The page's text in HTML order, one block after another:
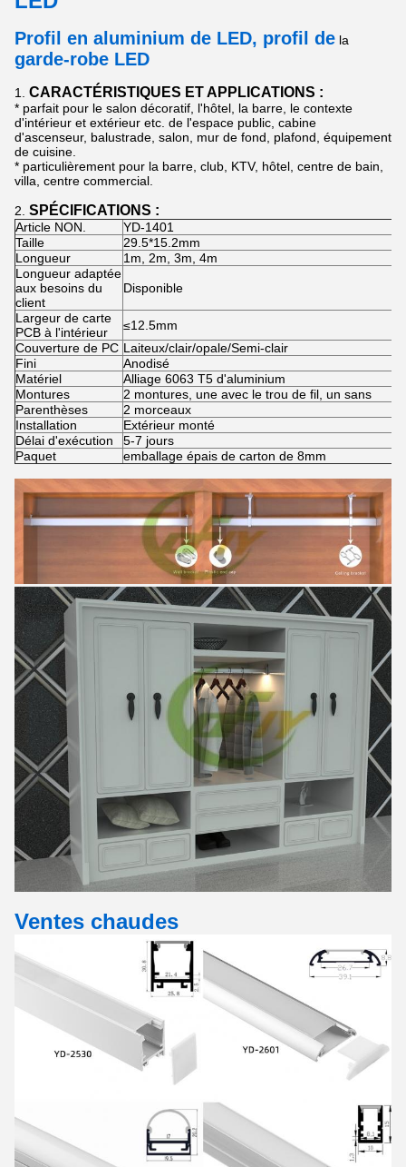
Profil en aluminium de LED, profil de la
garde-robe LED
1. CARACTÉRISTIQUES ET APPLICATIONS :
* parfait pour le salon décoratif, l'hôtel, la barre, le contexte
d'intérieur et extérieur etc. de l'espace public, cabine
d'ascenseur, balustrade, salon, mur de fond, plafond, équipement
de cuisine.
* particulièrement pour la barre, club, KTV, hôtel, centre de bain,
villa, centre commercial.
2. SPÉCIFICATIONS :
Article NON.
YD-1401
Taille
29.5*15.2mm
Longueur
1m, 2m, 3m, 4m
Longueur adaptée
aux besoins du
client
Disponible
Largeur de carte
PCB à l'intérieur
≤12.5mm
Couverture de PC Laiteux/clair/opale/Semi-clair
Fini
Anodisé
Matériel
Alliage 6063 T5 d'aluminium
Montures
2 montures, une avec le trou de fil, un sans
Parenthèses
2 morceaux
Installation
Extérieur monté
Délai d'exécution
5-7 jours
Paquet
emballage épais de carton de 8mm
Ventes chaudes